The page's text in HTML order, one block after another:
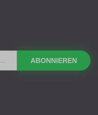
ABONNIEREN